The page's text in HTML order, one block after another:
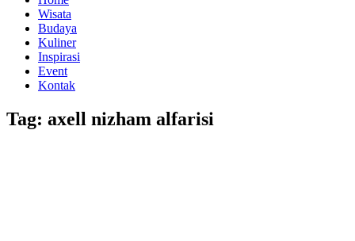
Wisata
Budaya
Kuliner
Inspirasi
Event
Kontak
Tag: axell nizham alfarisi